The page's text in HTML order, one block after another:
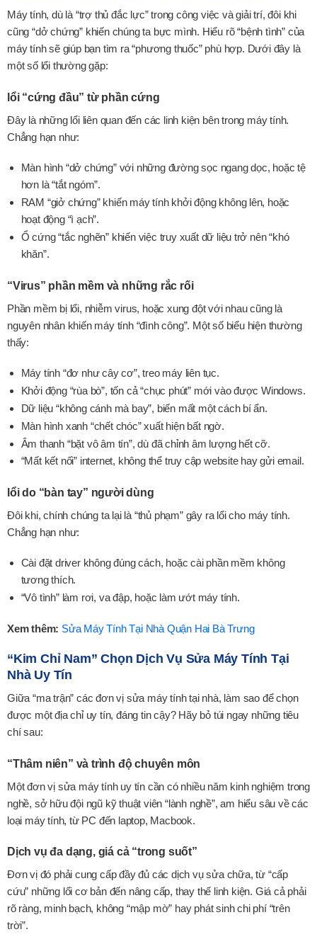
Máy tính, dù là “trợ thủ đắc lực” trong công việc và giải trí, đôi khi
cũng “dở chứng” khiến chúng ta bực mình. Hiểu rõ “bệnh tình” của
máy tính sẽ giúp bạn tìm ra “phương thuốc” phù hợp. Dưới đây là
một số lổi thường gặp:
lổi “cứng đầu” từ phần cứng
Đây là những lổi liên quan đến các linh kiện bên trong máy tính.
Chẳng hạn như:
Màn hình “dở chứng” với những đường sọc ngang dọc, hoặc tệ
hơn là “tắt ngóm”.
RAM “giở chứng” khiến máy tính khởi động không lên, hoặc
hoạt động “ì ạch”.
Ổ cứng “tắc nghẽn” khiến việc truy xuất dữ liệu trở nên “khó
khăn”.
“Virus” phần mềm và những rắc rối
Phần mềm bị lổi, nhiễm virus, hoặc xung đột với nhau cũng là
nguyên nhân khiến máy tính “đình công”. Một số biểu hiện thường
thấy:
Máy tính “đơ như cây cơ”, treo máy liên tục.
Khởi động “rùa bò”, tốn cả “chục phút” mới vào được Windows.
Dữ liệu “không cánh mà bay”, biến mất một cách bí ẩn.
Màn hình xanh “chết chóc” xuất hiện bất ngờ.
Âm thanh “bặt vô âm tín”, dù đã chỉnh âm lượng hết cỡ.
“Mất kết nối” internet, không thể truy cập website hay gửi email.
lổi do “bàn tay” người dùng
Đôi khi, chính chúng ta lại là “thủ phạm” gây ra lổi cho máy tính.
Chẳng hạn như:
Cài đặt driver không đúng cách, hoặc cài phần mềm không
tương thích.
“Vô tình” làm rơi, va đập, hoặc làm ướt máy tính.
Xem thêm: Sửa Máy Tính Tại Nhà Quận Hai Bà Trưng
“Kim Chỉ Nam” Chọn Dịch Vụ Sửa Máy Tính Tại
Nhà Uy Tín
Giữa “ma trận” các đơn vị sửa máy tính tại nhà, làm sao để chọn
được một địa chỉ uy tín, đáng tin cậy? Hãy bỏ túi ngay những tiêu
chí sau:
“Thâm niên” và trình độ chuyên môn
Một đơn vị sửa máy tính uy tín cần có nhiều năm kinh nghiệm trong
nghề, sở hữu đội ngũ kỹ thuật viên “lành nghề”, am hiểu sâu về các
loại máy tính, từ PC đến laptop, Macbook.
Dịch vụ đa dạng, giá cả “trong suốt”
Đơn vị đó phải cung cấp đầy đủ các dịch vụ sửa chữa, từ “cấp
cứu” những lổi cơ bản đến nâng cấp, thay thế linh kiện. Giá cả phải
rõ ràng, minh bạch, không “mập mờ” hay phát sinh chi phí “trên
trời”.